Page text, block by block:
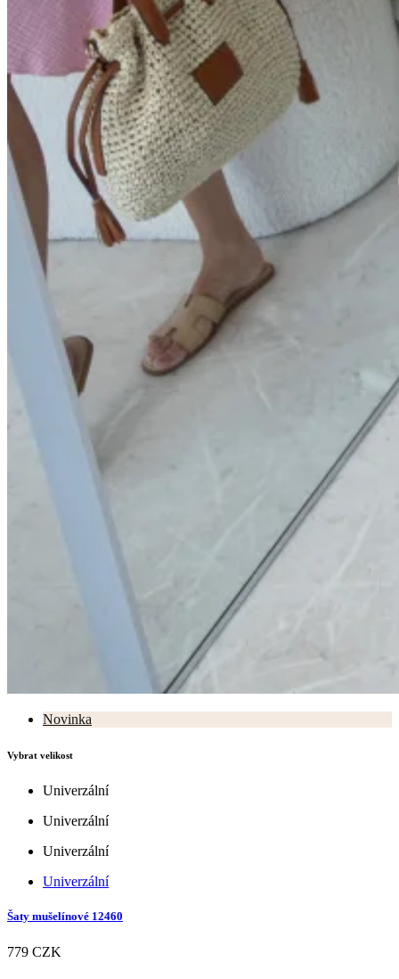
Novinka
Vybrat velikost
Univerzální
Univerzální
Univerzální
Univerzální
Šaty mušelínové 12460
779 CZK